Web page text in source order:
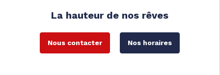
La hauteur de nos rêves
Nous contacter Nos horaires